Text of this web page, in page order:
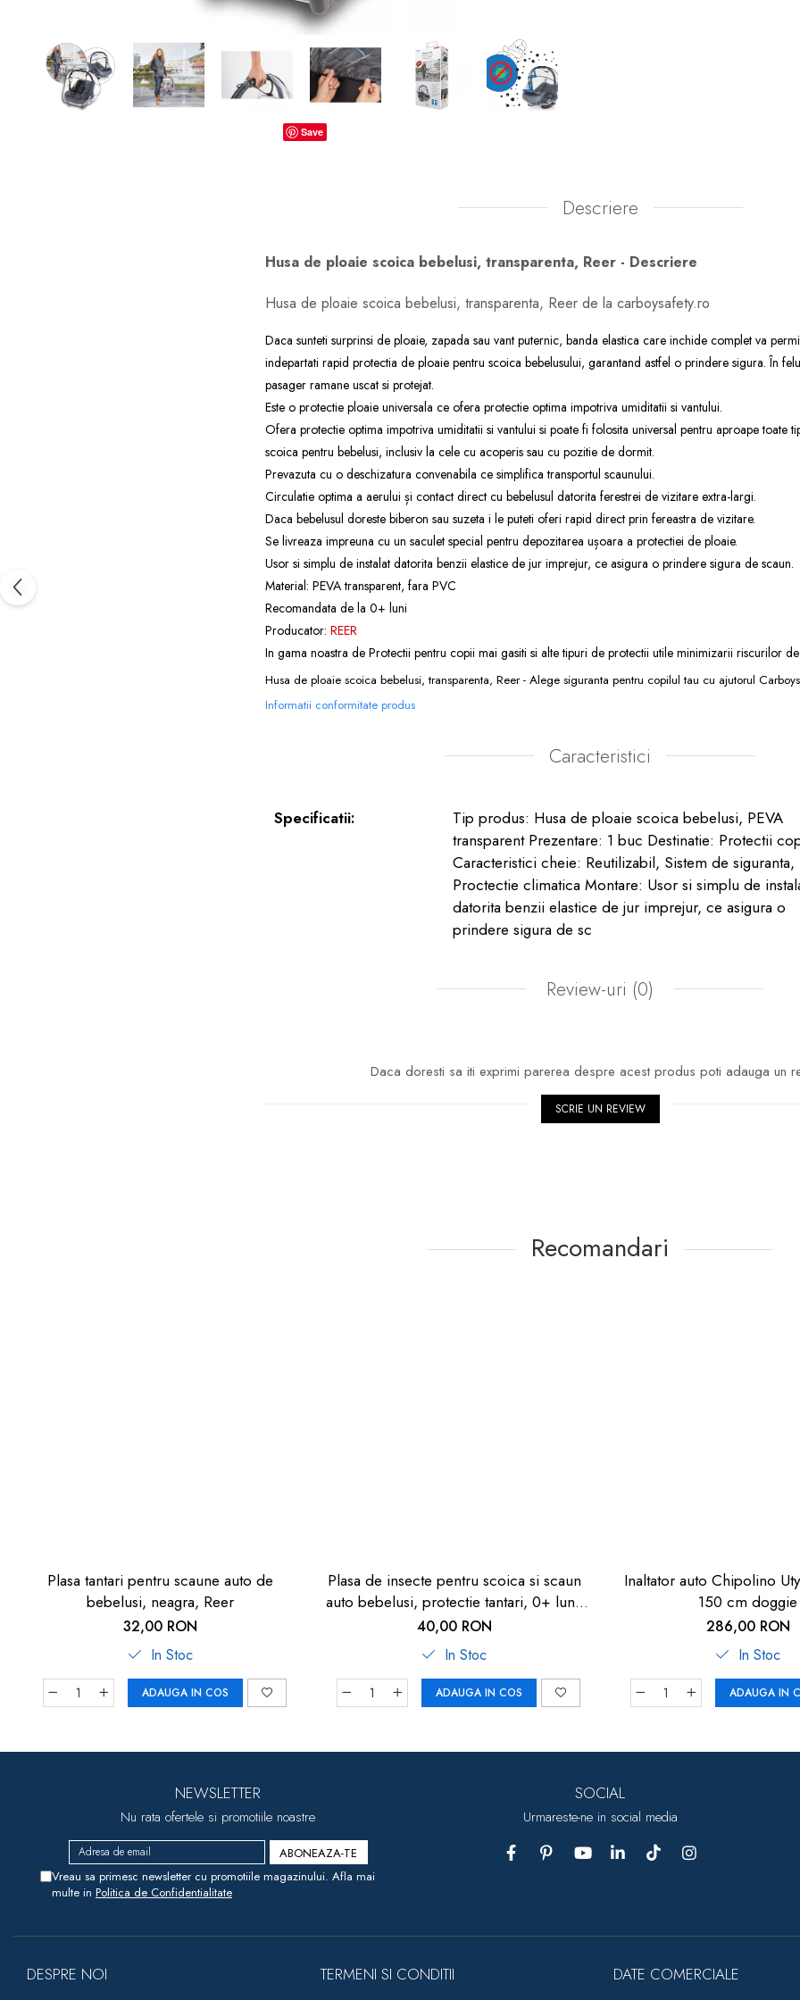
Produse îngrijire copii
Igiena copii
Save
Descriere
Husa de ploaie scoica bebelusi, transparenta, Reer - Descriere
Husa de ploaie scoica bebelusi, transparenta, Reer de la carboysafety.ro
Daca sunteti surprinsi de ploaie, zapada sau vant puternic, banda elastica care inchide complet va
indepartati rapid protectia de ploaie pentru scoica bebelusului, garantand astfel o prindere sigura. În
pasager ramane uscat si protejat.
Este o protectie ploaie universala ce ofera protectie optima impotriva umiditatii si vantului.
Ofera protectie optima impotriva umiditatii si vantului si poate fi folosita universal pentru aproape toate
scoica pentru bebelusi, inclusiv la cele cu acoperis sau cu pozitie de dormit.
Prevazuta cu o deschizatura convenabila ce simplifica transportul scaunului.
Circulatie optima a aerului și contact direct cu bebelusul datorita ferestrei de vizitare extra-largi.
Daca bebelusul doreste biberon sau suzeta i le puteti oferi rapid direct prin fereastra de vizitare.
Se livreaza impreuna cu un saculet special pentru depozitarea ușoara a protectiei de ploaie.
Usor si simplu de instalat datorita benzii elastice de jur imprejur, ce asigura o prindere sigura de scaun.
Material: PEVA transparent, fara PVC
Recomandata de la 0+ luni
Producator: REER
In gama noastra de Protectii pentru copii mai gasiti si alte tipuri de protectii utile minimizarii riscurilor
Husa de ploaie scoica bebelusi, transparenta, Reer - Alege siguranta pentru copilul tau cu ajutorul
Informatii conformitate produs
Caracteristici
Specificatii:
Tip produs: Husa de ploaie scoica bebelusi, PEVA
transparent Prezentare: 1 buc Destinatie: Protectii
Caracteristici cheie: Reutilizabil, Sistem de siguranta,
Proctectie climatica Montare: Usor si simplu de
datorita benzii elastice de jur imprejur, ce asigura o
prindere sigura de sc
Review-uri (0)
Daca doresti sa iti exprimi parerea despre acest produs poti adauga un
SCRIE UN REVIEW
Recomandari
Plasa tantari pentru scaune auto de
bebelusi, neagra, Reer
32,00 RON
In Stoc
ADAUGA IN COS
Plasa de insecte pentru scoica si scaun
auto bebelusi, protectie tantari, 0+ luni,
neagra, Reer BiteSafe 87011
40,00 RON
In Stoc
ADAUGA IN COS
Inaltator auto Chipolino
150 cm doggie
286,00 RON
In Stoc
ADAUGA IN
NEWSLETTER
Nu rata ofertele si promotiile noastre
Vreau sa primesc newsletter cu promotiile magazinului. Afla mai
multe in Politica de Confidentialitate
SOCIAL
Urmareste-ne in social media
DESPRE NOI TERMENI SI CONDITII DATE COMERCIALE